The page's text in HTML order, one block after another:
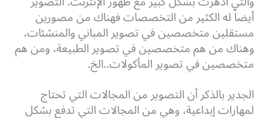
أيضاً له الكثير من التخصصات فهناك من مصورين
مستقلين متخصصين في تصوير المباني والمنشئات،
وهناك من هم متخصصين في تصوير الطبيعة، ومن هم
متخصصين في تصوير المأكولات..الخ.
الجدير بالذكر أن التصوير من المجالات التي تحتاج
لمهارات إبداعية، وهي من المجالات التي تدفع بشكل